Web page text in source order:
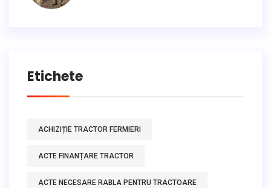
Etichete
ACHIZIȚIE TRACTOR FERMIERI
ACTE FINANȚARE TRACTOR
ACTE NECESARE RABLA PENTRU TRACTOARE